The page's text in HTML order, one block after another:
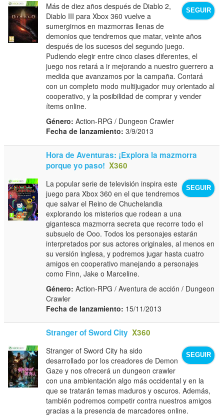
SEGUIR
Más de diez años después de Diablo 2,
Diablo III para Xbox 360 vuelve a
sumergirnos en mazmorras llenas de
demonios que tendremos que matar, veinte años
después de los sucesos del segundo juego.
Pudiendo elegir entre cinco clases diferentes, el
juego nos retará a ir mejorando a nuestro guerrero a
medida que avanzamos por la campaña. Contará
con un completo modo multijugador muy orientado al
cooperativo, y la posibilidad de comprar y vender
ítems online.
Género: Action-RPG / Dungeon Crawler
Fecha de lanzamiento: 3/9/2013
Hora de Aventuras: ¡Explora la mazmorra
porque yo paso! X360
SEGUIR
La popular serie de televisión inspira este
juego para Xbox 360 en el que tendremos
que salvar el Reino de Chuchelandia
explorando los misterios que rodean a una
gigantesca mazmorra secreta que recorre todo el
subsuelo de Ooo. Todos los personajes estarán
interpretados por sus actores originales, al menos en
su versión inglesa, y podremos jugar hasta cuatro
amigos en cooperativo manejando a personajes
como Finn, Jake o Marceline.
Género: Action-RPG / Aventura de acción / Dungeon
Crawler
Fecha de lanzamiento: 15/11/2013
Stranger of Sword City X360
SEGUIR
Stranger of Sword City ha sido
desarrollado por los creadores de Demon
Gaze y nos ofrecerá un dungeon crawler
con una ambientación algo más occidental y en la
que se tratarán temas maduros y oscuros. Además,
también podremos competir contra nuestros amigos
gracias a la presencia de marcadores online.